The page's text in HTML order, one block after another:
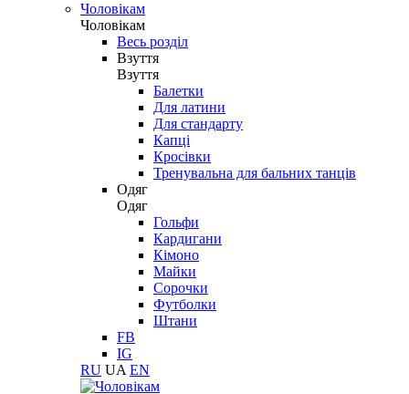
Чоловікам
Чоловікам
Весь розділ
Взуття
Взуття
Балетки
Для латини
Для стандарту
Капці
Кросівки
Тренувальна для бальних танців
Одяг
Одяг
Гольфи
Кардигани
Кімоно
Майки
Сорочки
Футболки
Штани
FB
IG
RU UA EN